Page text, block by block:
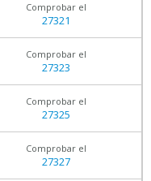
Comprobar el
27321
Comprobar el
27323
Comprobar el
27325
Comprobar el
27327